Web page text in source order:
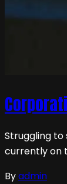
Struggling
currently on
Byadmin